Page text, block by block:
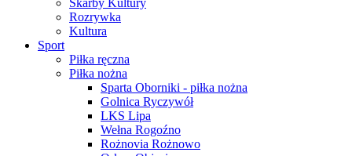
Skarby Kultury
Rozrywka
Kultura
Sport
Piłka ręczna
Piłka nożna
Sparta Oborniki - piłka nożna
Golnica Ryczywół
LKS Lipa
Wełna Rogoźno
Rożnovia Rożnowo